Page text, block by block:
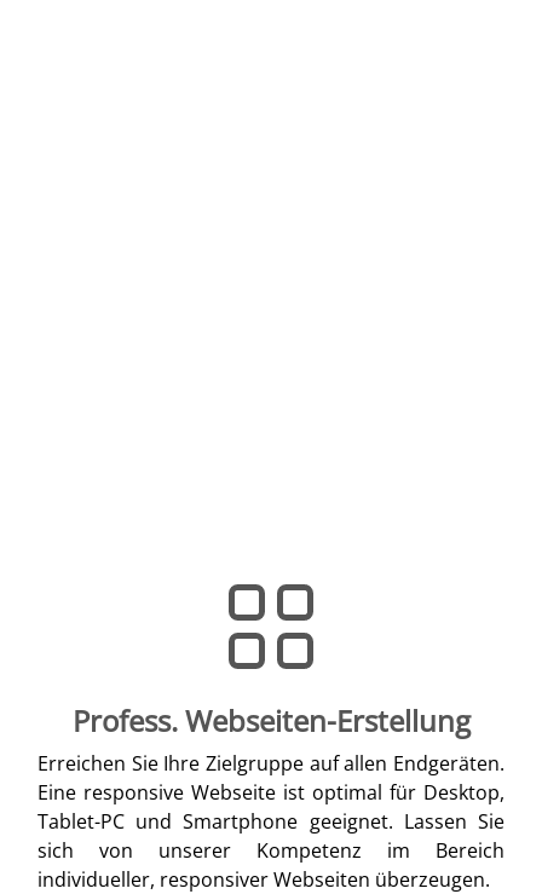
Profess. Webseiten-Erstellung
Erreichen Sie Ihre Zielgruppe auf allen Endgeräten.
Eine responsive Webseite ist optimal für Desktop,
Tablet-PC und Smartphone geeignet. Lassen Sie
sich von unserer Kompetenz im Bereich
individueller, responsiver Webseiten überzeugen.